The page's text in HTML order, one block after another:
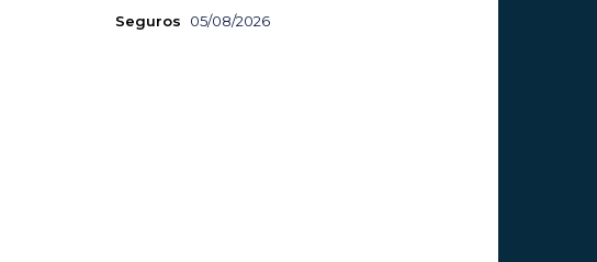
Seguros 05/08/2026